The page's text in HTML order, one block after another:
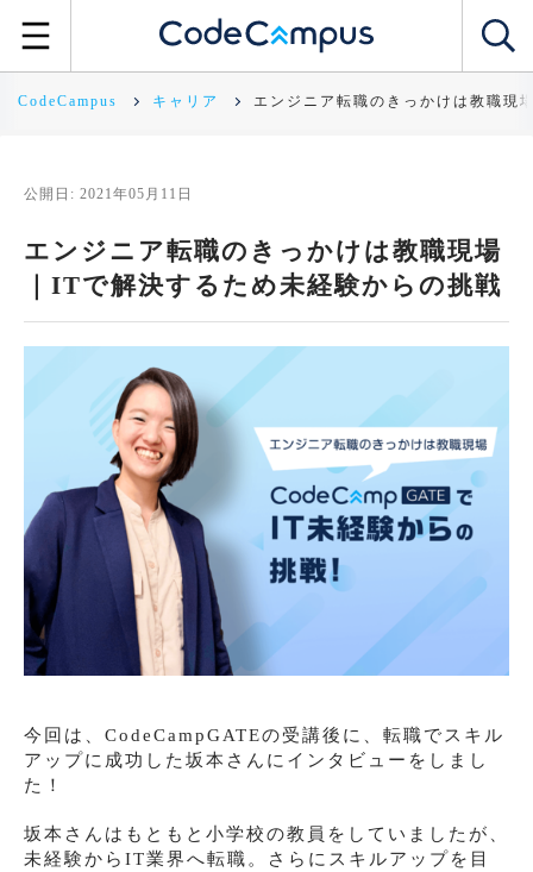
CodeCampus キャリア エンジニア転職のきっかけは教職現
公開日: 2021年05月11日
エンジニア転職のきっかけは教職現場
｜ITで解決するため未経験からの挑戦
今回は、CodeCampGATEの受講後に、転職でスキル
アップに成功した坂本さんにインタビューをしまし
た！
坂本さんはもともと小学校の教員をしていましたが、
未経験からIT業界へ転職。さらにスキルアップを目